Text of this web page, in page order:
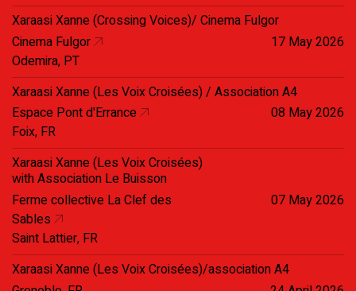
Xaraasi Xanne (Crossing Voices)/ Cinema Fulgor
Cinema Fulgor
Odemira, PT
17 May 2026
Xaraasi Xanne (Les Voix Croisées) / Association A4
Espace Pont d'Errance
Foix, FR
08 May 2026
Xaraasi Xanne (Les Voix Croisées)
with Association Le Buisson
Ferme collective La Clef des
Sables
Saint Lattier, FR
07 May 2026
Xaraasi Xanne (Les Voix Croisées)/association A4